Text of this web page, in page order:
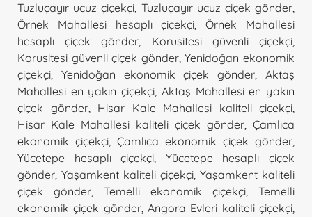
Tuzluçayır ucuz çiçekçi, Tuzluçayır ucuz çiçek gönder,
Örnek Mahallesi hesaplı çiçekçi,Örnek Mahallesi
hesaplı çiçek gönder, Korusitesi güvenli çiçekçi,
Korusitesi güvenli çiçek gönder,Yenidoğan ekonomik
çiçekçi, Yenidoğan ekonomik çiçek gönder,Aktaş
Mahallesi en yakın çiçekçi, Aktaş Mahallesi en yakın
çiçek gönder, Hisar Kale Mahallesi kaliteli çiçekçi,
Hisar Kale Mahallesi kaliteli çiçek gönder, Çamlıca
ekonomik çiçekçi, Çamlıca ekonomik çiçek gönder,
Yücetepe hesaplı çiçekçi, Yücetepe hesaplı çiçek
gönder, Yaşamkent kaliteli çiçekçi, Yaşamkent kaliteli
çiçek gönder, Temelli ekonomik çiçekçi, Temelli
ekonomik çiçek gönder,Angora Evleri kaliteli çiçekçi,